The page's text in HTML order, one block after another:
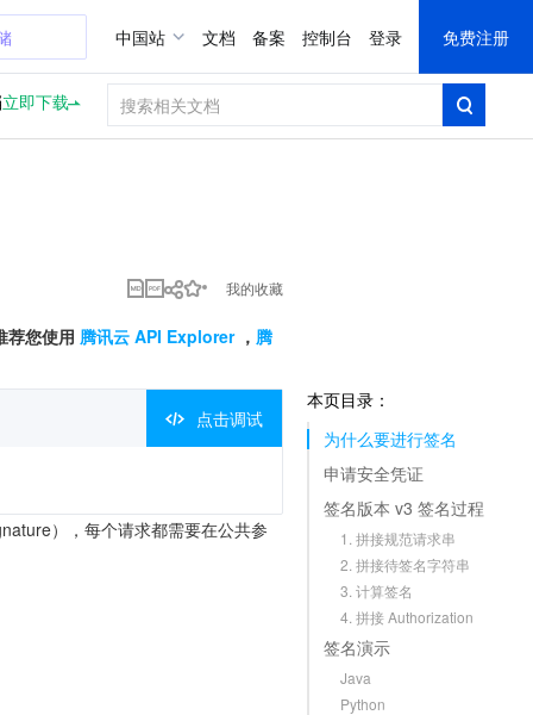
中国站 文档 备案 控制台 登录 免费注册
立即下载
我的收藏
本页目录：
为什么要进行签名
申请安全凭证
签名版本 v3 签名过程
1. 拼接规范请求串
2. 拼接待签名字符串
3. 计算签名
4. 拼接 Authorization
签名演示
Java
Python
荐您使用 腾讯云 API Explorer， 腾
点击调试
），每个请求都需要在公共参